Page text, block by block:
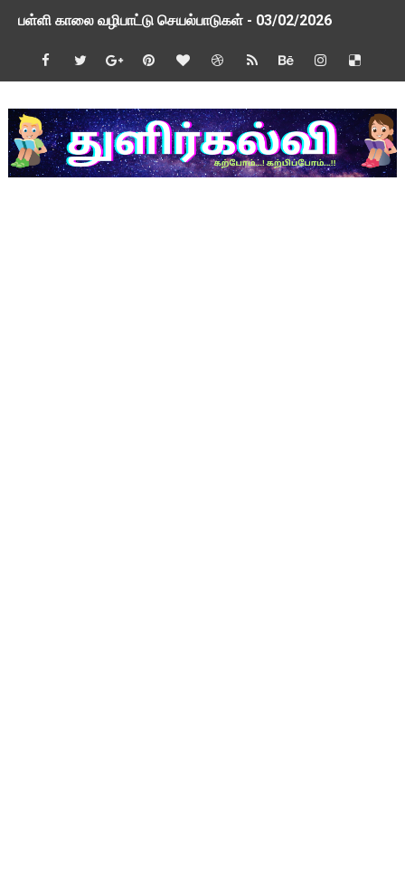
பள்ளி காலை வழிபாட்டு செயல்பாடுகள் - 03/02/2026
பள்ளி காலை வழிபாட்டு செயல்பாடுகள் - 26/01/2026
ஆசிரியர் தகுதித் தேர்வு விவகாரம் மத்திய அமைச்சரிடம் முறையீடு
பள்ளி காலை வழிபாட்டு செயல்பாடுகள் - 09/01/2026